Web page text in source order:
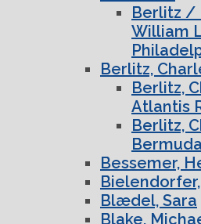
Berlitz /
William
Berlitz,
Berlitz,
Atlantis
Berlitz,
Bessemer,
Blædel, Sara
Blake,